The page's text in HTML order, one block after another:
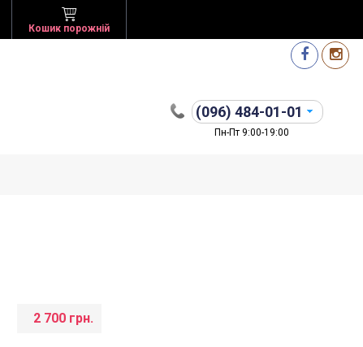
Кошик порожній
(096) 484-01-01
Пн-Пт 9:00-19:00
2 700 грн.